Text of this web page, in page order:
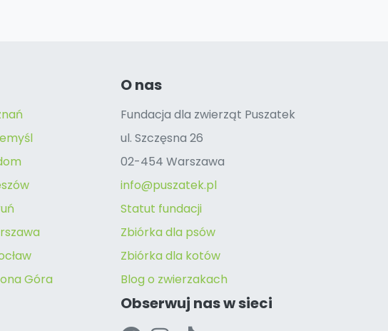
Góra
O nas
Fundacja dla zwierząt Puszatek
ul. Szczęsna 26
02-454 Warszawa
info@puszatek.pl
Statut fundacji
Zbiórka dla psów
Zbiórka dla kotów
Blog o zwierzakach
Obserwuj nas w sieci